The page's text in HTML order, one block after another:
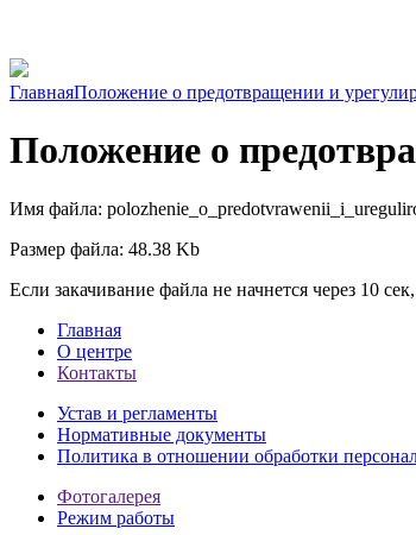
ГлавнаяПоложение о предотвращении и
Положение о
Имя файла:
Размер файла: 48.38 Kb
Если закачивание файла не начнется через 10
Главная
О центре
Контакты
Устав и регламенты
Нормативные документы
Политика в отношении обработки
Фотогалерея
Режим работы